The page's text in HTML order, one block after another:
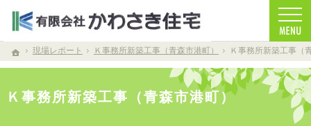
ホーム
現場レポート Ｋ事務所新築工事（青森市港町） Ｋ事務所新築工事（
Ｋ事務所新築工事（青森市港町）
お客様を笑顔する家づくりをします。注文住宅（青森・青森市）の工務店なら安心・信頼
注文住宅（青森・青森市）の工務店なら当店で家づくり